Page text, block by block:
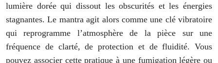
lumière dorée qui dissout les obscurités et les énergies
stagnantes. Le mantra agit alors comme une clé vibratoire
qui reprogramme l’atmosphère de la pièce sur une
fréquence de clarté, de protection et de fluidité. Vous
pouvez associer cette pratique à une fumigation légère ou